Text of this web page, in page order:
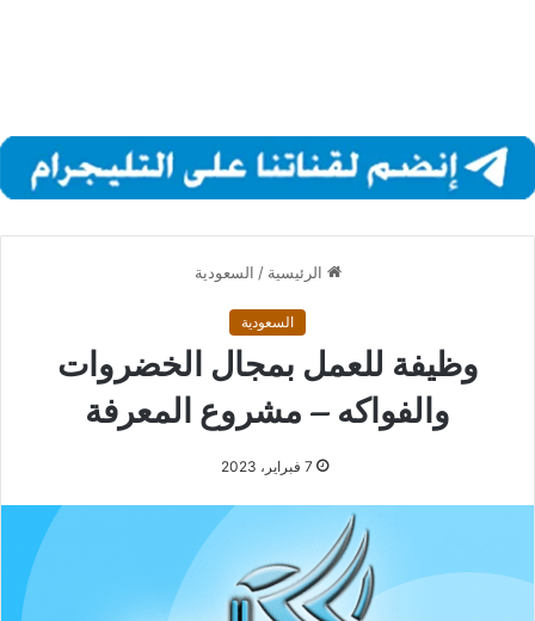
الرئيسية / السعودية
السعودية
وظيفة للعمل بمجال الخضروات
والفواكه – مشروع المعرفة
7 فبراير، 2023